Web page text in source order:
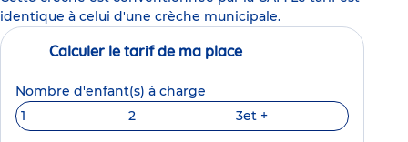
identique à celui d'une crèche municipale.
Calculer le tarif de ma place
Nombre d'enfant(s) à charge
1
2 3et +